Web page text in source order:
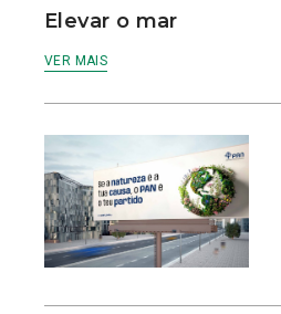
Elevar o mar
VER MAIS